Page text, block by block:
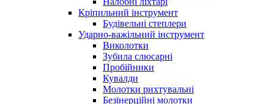
Кріпильний інструмент
Будівельні степлери
Ударно-важільний інструмент
Виколотки
Зубила слюсарні
Пробійники
Кувалди
Молотки рихтувальні
Безінерційні молотки